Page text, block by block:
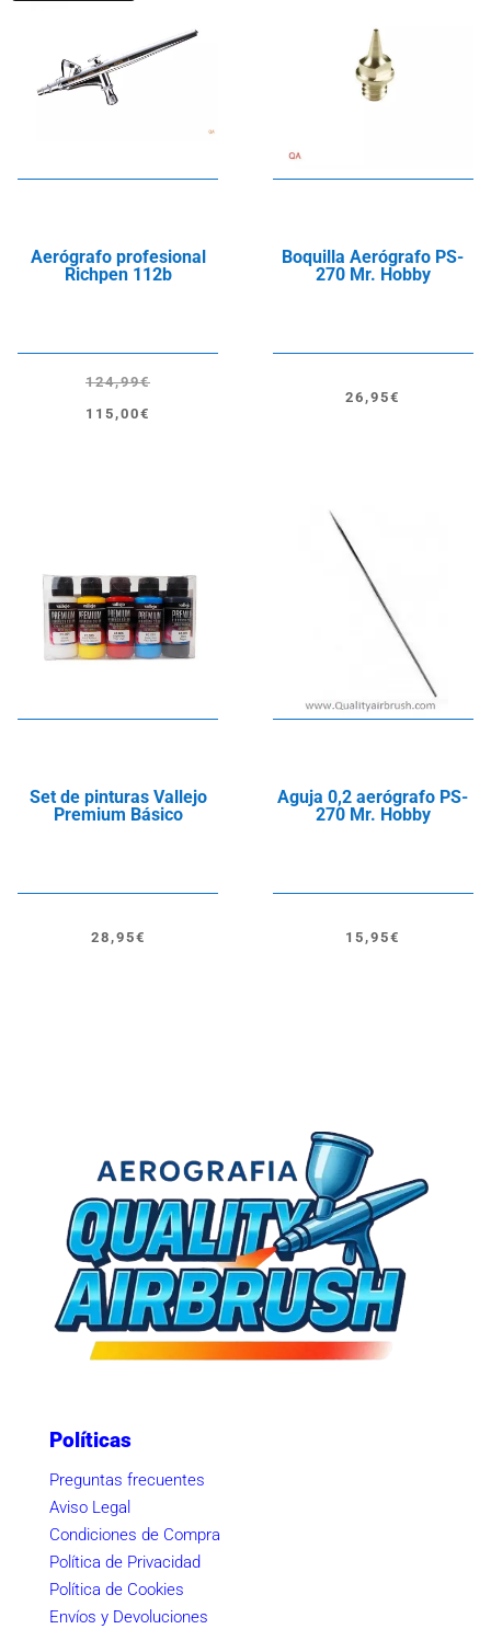
Aerógrafo profesional
Richpen 112b
124,99€
El
115,00€
El
Boquilla Aerógrafo PS-
270 Mr. Hobby
26,95€
Set de pinturas Vallejo
Premium Básico
28,95€
Aguja 0,2 aerógrafo PS-
270 Mr. Hobby
15,95€
Políticas
Preguntas frecuentes
Aviso Legal
Condiciones de Compra
Política de Privacidad
Política de Cookies
Envíos y Devoluciones